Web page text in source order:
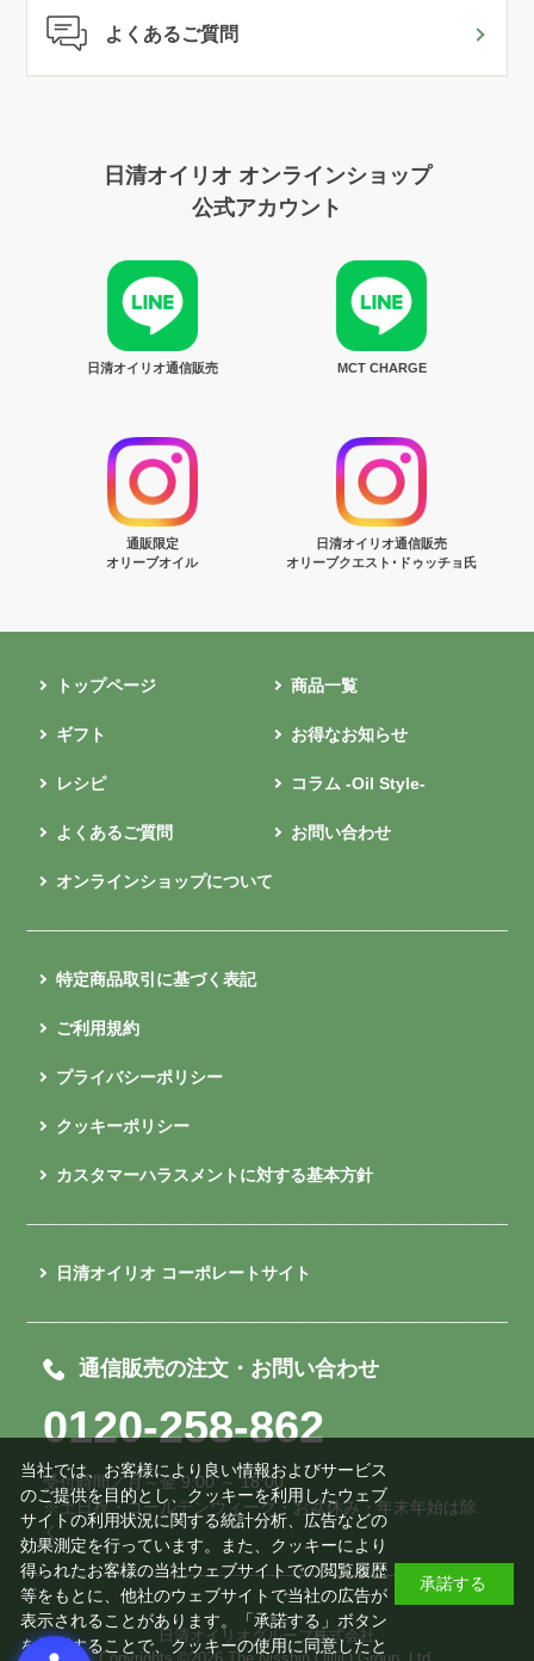
よくあるご質問
日清オイリオ オンラインショップ
公式アカウント
日清オイリオ通信販売 MCT CHARGE
通販限定
オリーブオイル
日清オイリオ通信販売
オリーブクエスト･ドゥッチョ氏
トップページ 商品一覧
ギフト お得なお知らせ
レシピ コラム -Oil Style-
よくあるご質問 お問い合わせ
オンラインショップについて
特定商品取引に基づく表記
ご利用規約
プライバシーポリシー
クッキーポリシー
カスタマーハラスメントに対する基本方針
日清オイリオ コーポレートサイト
通信販売の注文・お問い合わせ
0120-258-862
受付時間／月～金 9:00 ～ 18:00
※土日祝・ゴールデンウィーク・お盆休み・年末年始は除
く
日清オイリオグループ株式会社
当社では、お客様により良い情報およびサービス
のご提供を目的とし、クッキーを利用したウェブ
サイトの利用状況に関する統計分析、広告などの
効果測定を行っています。また、クッキーにより
得られたお客様の当社ウェブサイトでの閲覧履歴
等をもとに、他社のウェブサイトで当社の広告が
表示されることがあります。「承諾する」ボタン
を押下することで、クッキーの使用に同意したと
承諾する